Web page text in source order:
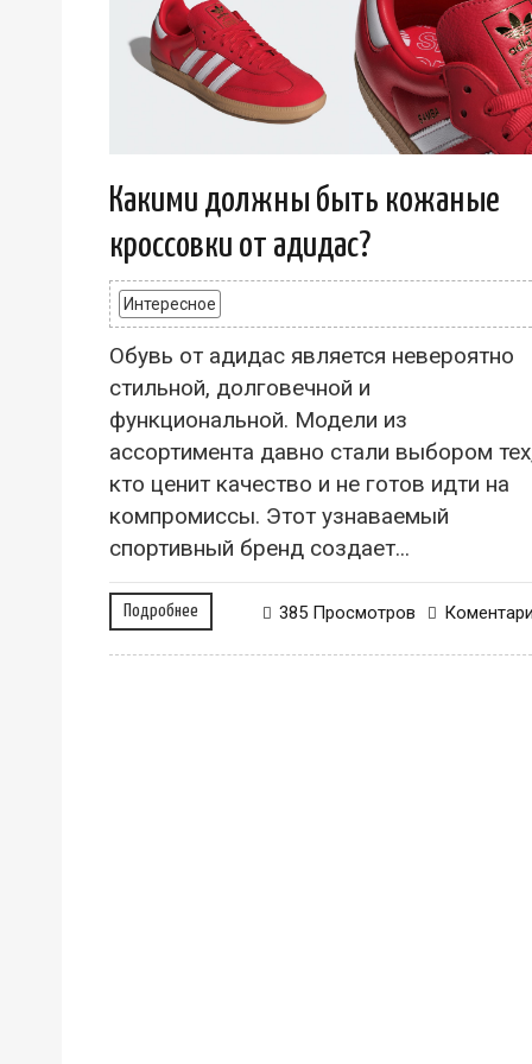
Какими должны быть кожаные
кроссовки от адидас?
Интересное
Обувь от адидас является невероятно
стильной, долговечной и
функциональной. Модели из
ассортимента давно стали выбором
кто ценит качество и не готов идти на
компромиссы. Этот узнаваемый
спортивный бренд создает...
Подробнее 385 Просмотров